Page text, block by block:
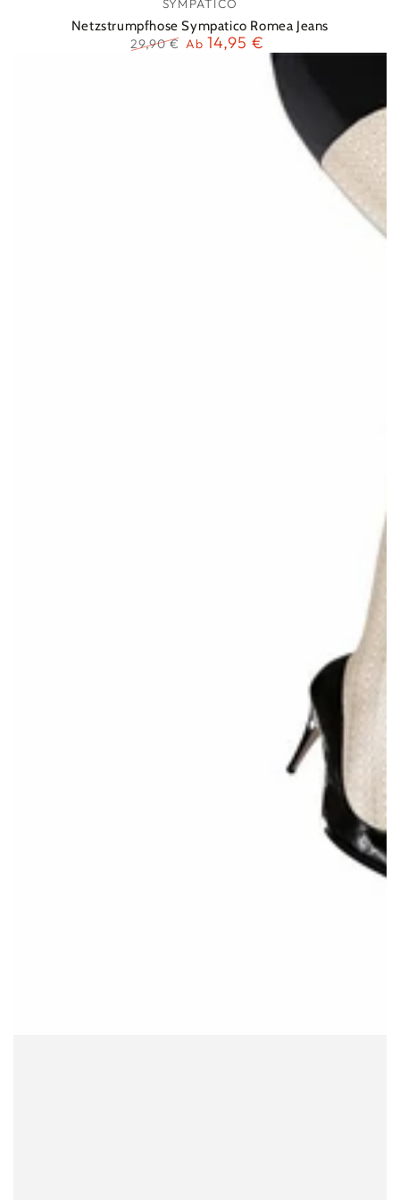
SYMPATICO
Netzstrumpfhose Sympatico Romea Jeans
29,90 €
Verkaufspreis
Ab 14,95 €